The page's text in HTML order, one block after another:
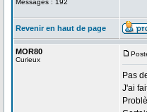
Messages : 192
Revenir en haut de page
MOR80
Curieux
Pas
J'ai